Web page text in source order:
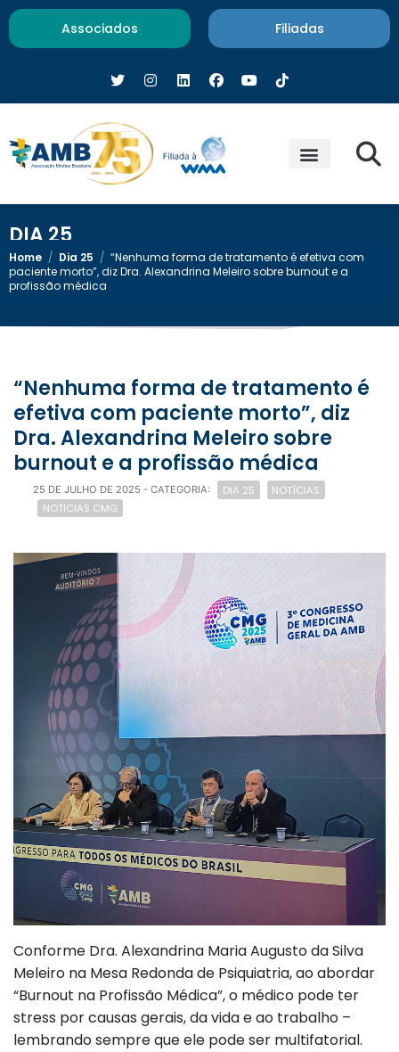
Associados Filiadas
DIA 25
Home / Dia 25 / “Nenhuma forma de tratamento é efetiva com
paciente morto”, diz Dra. Alexandrina Meleiro sobre burnout e a
profissão médica
“Nenhuma forma de tratamento é
efetiva com paciente morto”, diz
Dra. Alexandrina Meleiro sobre
burnout e a profissão médica
25 DE JULHO DE 2025 - CATEGORIA: DIA 25
NOTÍCIAS
NOTICIAS CMG
Conforme Dra. Alexandrina Maria Augusto da Silva
Meleiro na Mesa Redonda de Psiquiatria, ao abordar
“Burnout na Profissão Médica”, o médico pode ter
stress por causas gerais, da vida e ao trabalho –
lembrando sempre que ele pode ser multifatorial.